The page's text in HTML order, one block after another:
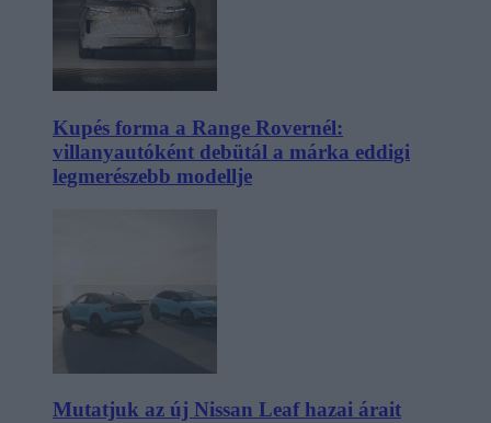
Kupés forma a Range Rovernél:
villanyautóként debütál a márka eddigi
legmerészebb modellje
Mutatjuk az új Nissan Leaf hazai árait